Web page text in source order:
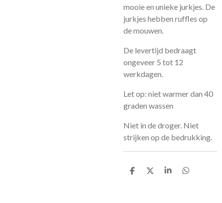
mooie en unieke jurkjes. De
jurkjes hebben ruffles op
de mouwen.
De levertijd bedraagt
ongeveer 5 tot 12
werkdagen.
Let op: niet warmer dan 40
graden wassen
Niet in de droger. Niet
strijken op de bedrukking.
D
D
S
D